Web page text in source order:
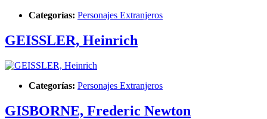
Categorías: Personajes Extranjeros
GEISSLER, Heinrich
Categorías: Personajes Extranjeros
GISBORNE, Frederic Newton